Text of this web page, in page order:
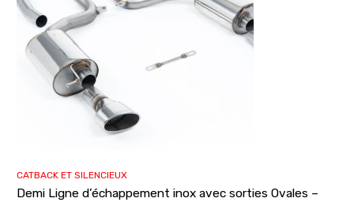
CATBACK ET SILENCIEUX
Demi Ligne d’échappement inox avec sorties Ovales –